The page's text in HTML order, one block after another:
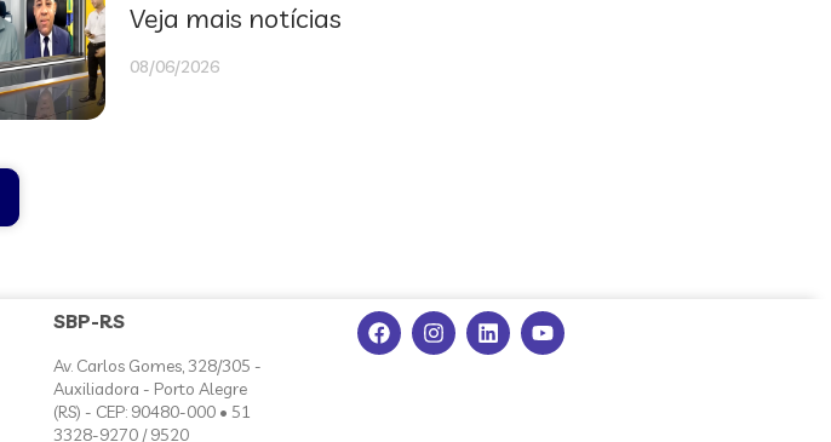
Veja mais notícias
08/06/2026
SBP-RS
Av. Carlos Gomes, 328/305 -
Auxiliadora - Porto Alegre
(RS) - CEP: 90480-000 • 51
3328-9270 / 9520